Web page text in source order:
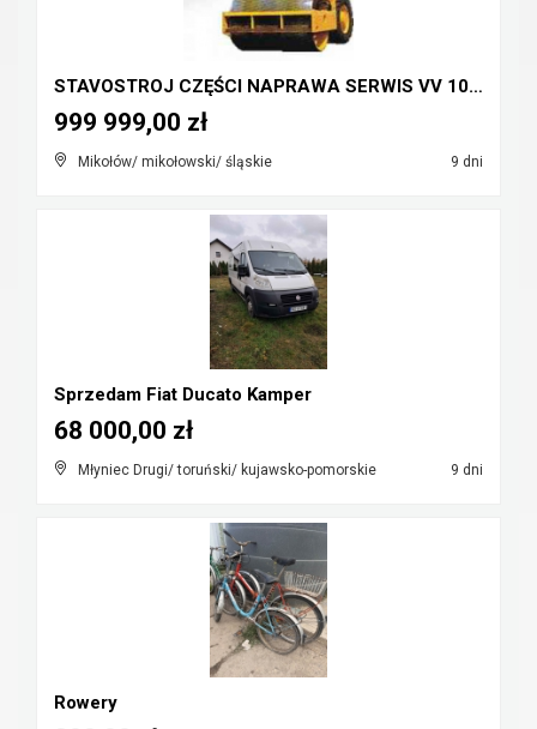
STAVOSTROJ CZĘŚCI NAPRAWA SERWIS VV 100 VV 110 VV ...
Mikołów/ mikołowski/ śląskie 9 dni
999 999,00 zł
Sprzedam Fiat Ducato Kamper
Młyniec Drugi/ toruński/ kujawsko-pomorskie 9 dni
68 000,00 zł
Rowery